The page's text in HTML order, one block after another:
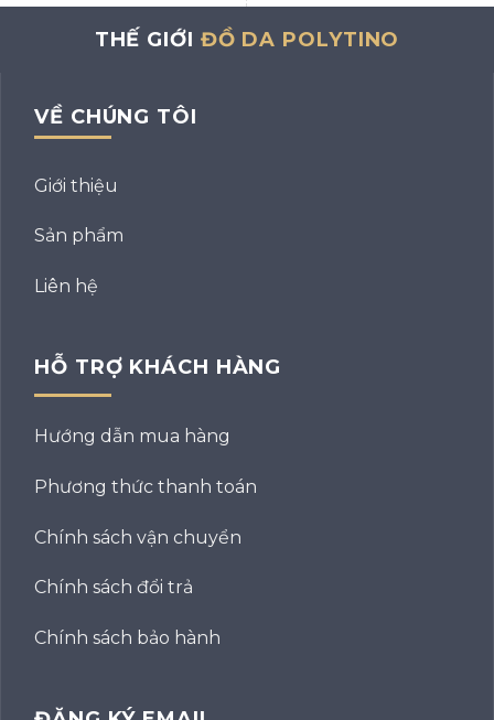
THẾ GIỚI ĐỒ DA POLYTINO
VỀ CHÚNG TÔI
Giới thiệu
Sản phẩm
Liên hệ
HỖ TRỢ KHÁCH HÀNG
Hướng dẫn mua hàng
Phương thức thanh toán
Chính sách vận chuyển
Chính sách đổi trả
Chính sách bảo hành